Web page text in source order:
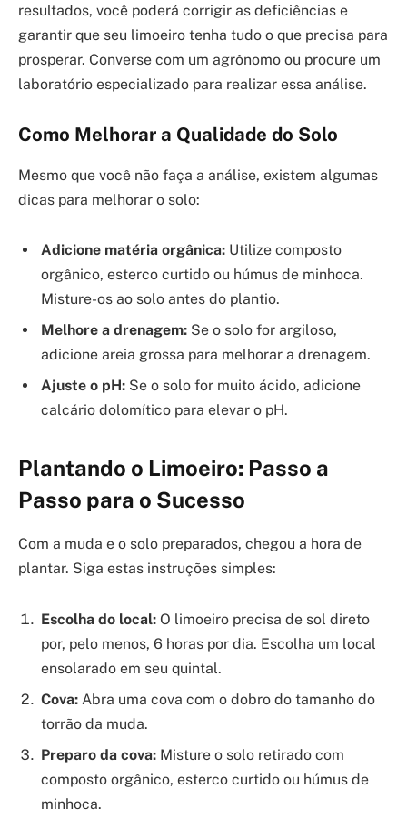
resultados, você poderá corrigir as deficiências e
garantir que seu limoeiro tenha tudo o que precisa para
prosperar. Converse com um agrônomo ou procure um
laboratório especializado para realizar essa análise.
Como Melhorar a Qualidade do Solo
Mesmo que você não faça a análise, existem algumas
dicas para melhorar o solo:
Adicione matéria orgânica: Utilize composto
orgânico, esterco curtido ou húmus de minhoca.
Misture-os ao solo antes do plantio.
Melhore a drenagem: Se o solo for argiloso,
adicione areia grossa para melhorar a drenagem.
Ajuste o pH: Se o solo for muito ácido, adicione
calcário dolomítico para elevar o pH.
Plantando o Limoeiro: Passo a
Passo para o Sucesso
Com a muda e o solo preparados, chegou a hora de
plantar. Siga estas instruções simples:
Escolha do local: O limoeiro precisa de sol direto
por, pelo menos, 6 horas por dia. Escolha um local
ensolarado em seu quintal.
Cova: Abra uma cova com o dobro do tamanho do
torrão da muda.
Preparo da cova: Misture o solo retirado com
composto orgânico, esterco curtido ou húmus de
minhoca.